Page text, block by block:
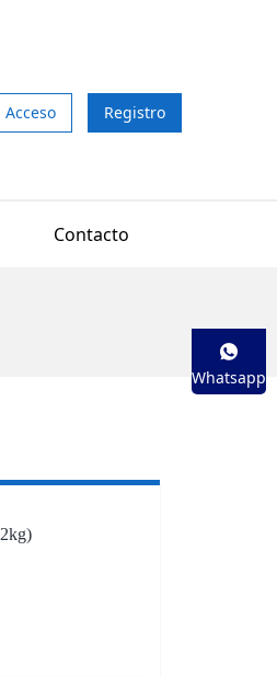
Acceso Registro
Contacto
Whatsapp